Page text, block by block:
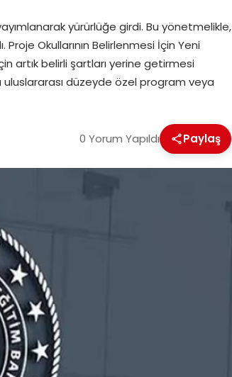
yürürlüğe girdi. Bu yönetmelikle,
Okullarının Belirlenmesi İçin Yeni
artık belirli şartları yerine getirmesi
uluslararası düzeyde özel program veya
0 Yorum Yapıldı Paylaş